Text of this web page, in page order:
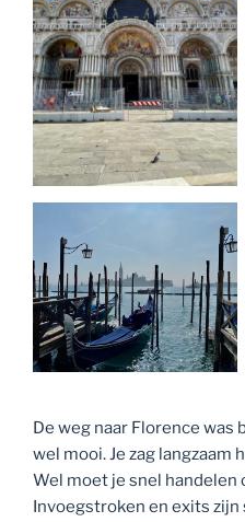
De weg naar Florence was
wel mooi. Je zag langzaam
Wel moet je snel handelen
Invoegstroken en exits